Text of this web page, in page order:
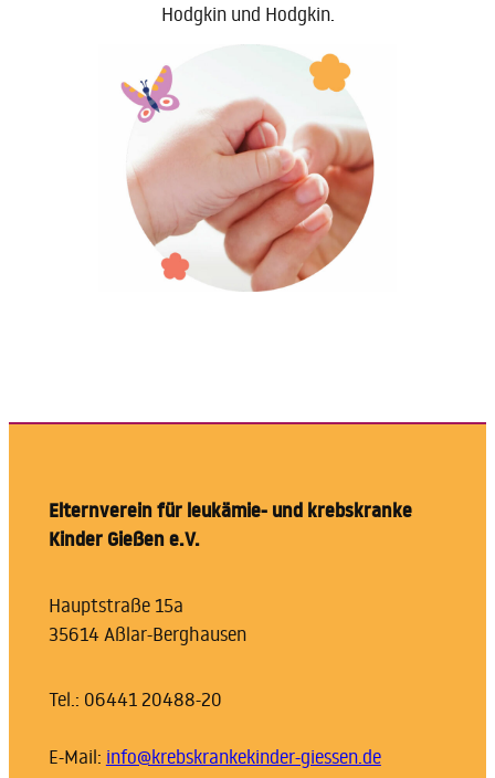
Hodgkin und Hodgkin.
Elternverein für leukämie- und krebskranke
Kinder Gießen e.V.
Hauptstraße 15a
35614 Aßlar-Berghausen
Tel.: 06441 20488-20
E-Mail: info@krebskrankekinder-giessen.de